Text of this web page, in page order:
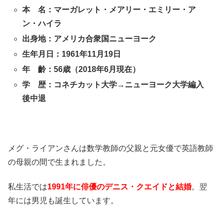
本 名：マーガレット・メアリー・エミリー・ア
ン・ハイラ
出身地：アメリカ合衆国ニューヨーク
生年月日：1961年11月19日
年 齡：56歳（2018年6月現在）
学 歴：コネチカット大学→ニューヨーク大学編入
後中退
メグ・ライアンさんは数学教師の父親と元女優で英語教師
の母親の間で生まれました。
私生活では1991年に俳優のデニス・クエイドと結婚。翌
年には男児も誕生しています。